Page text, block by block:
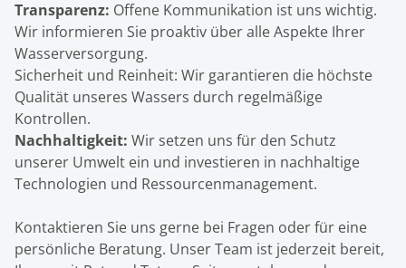
Transparenz: Offene Kommunikation ist uns wichtig.
Wir informieren Sie proaktiv über alle Aspekte Ihrer
Wasserversorgung.
Sicherheit und Reinheit: Wir garantieren die höchste
Qualität unseres Wassers durch regelmäßige
Kontrollen.
Nachhaltigkeit: Wir setzen uns für den Schutz
unserer Umwelt ein und investieren in nachhaltige
Technologien und Ressourcenmanagement.
Kontaktieren Sie uns gerne bei Fragen oder für eine
persönliche Beratung. Unser Team ist jederzeit bereit,